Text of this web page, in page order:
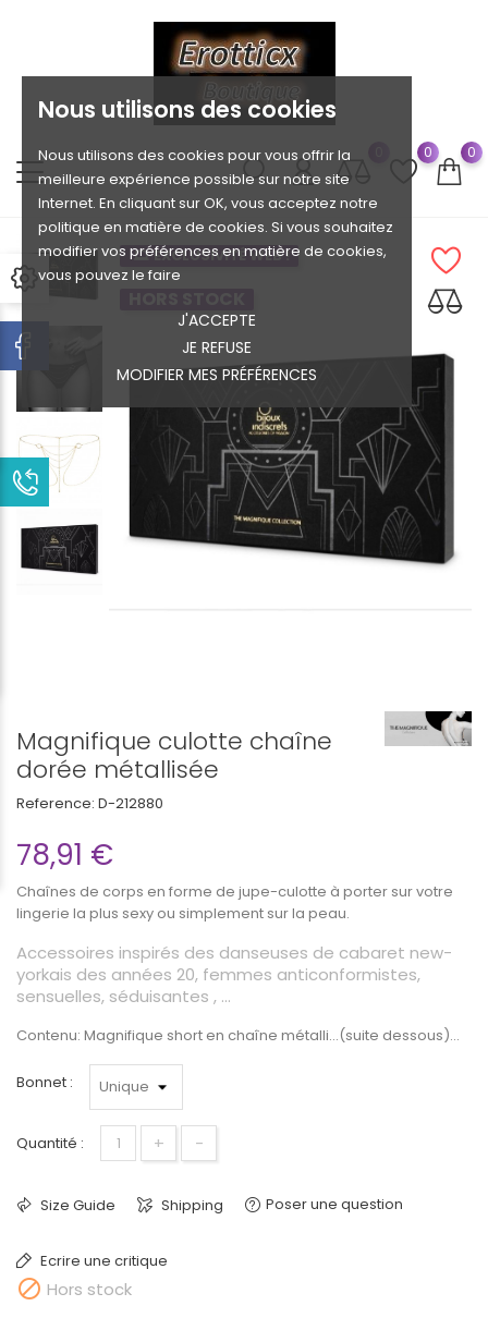
Nous utilisons des cookies
Nous utilisons des cookies pour vous offrir la
meilleure expérience possible sur notre site
Internet. En cliquant sur OK, vous acceptez notre
politique en matière de cookies. Si vous souhaitez
modifier vos préférences en matière de cookies,
vous pouvez le faire
J'ACCEPTE
JE REFUSE
MODIFIER MES PRÉFÉRENCES
0 0
EXCLUSIVITÉ WEB !
Magnifique culotte chaîne
dorée métallisée
Reference: D-212880
78,91 €
Chaînes de corps en forme de jupe-culotte à porter sur votre
lingerie la plus sexy ou simplement sur la peau.
Accessoires inspirés des danseuses de cabaret new-
yorkais des années 20, femmes anticonformistes,
sensuelles, séduisantes , ...
Contenu: Magnifique short en chaîne métalli...(suite dessous)...
Bonnet :
Quantité : + -
Size Guide Shipping Poser une question
Ecrire une critique
 Hors stock